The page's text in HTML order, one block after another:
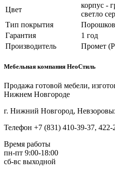
Цвет
корпус -
светло
Тип покрытия
Гарантия
1 год
Производитель
Промет
Мебельная компания НеоСтиль
Продажа готовой мебели,
Нижнем Новгороде
г. Нижний Новгород,
Телефон +7 (831) 410-39-37, 422-
Время работы
пн-пт 9:00-18:00
сб-вс выходной